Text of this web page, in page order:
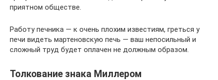
приятном обществе.
Работу печника — к очень плохим известиям, греться у
печи видеть мартеновскую печь — ваш непосильный и
сложный труд будет оплачен не должным образом.
Толкование знака Миллером